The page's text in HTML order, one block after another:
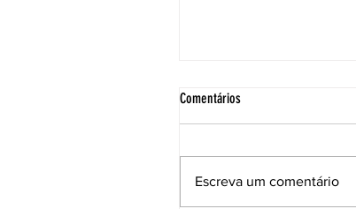
Comentários
Escreva um comentário